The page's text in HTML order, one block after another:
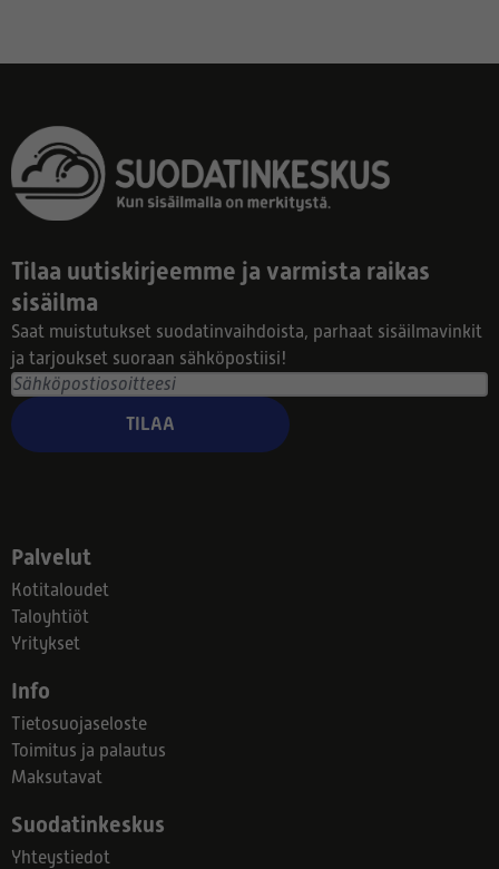
Tilaa uutiskirjeemme ja varmista raikas
sisäilma
Saat muistutukset suodatinvaihdoista, parhaat sisäilmavinkit
ja tarjoukset suoraan sähköpostiisi!
TILAA
Palvelut
Kotitaloudet
Taloyhtiöt
Yritykset
Info
Tietosuojaseloste
Toimitus ja palautus
Maksutavat
Suodatinkeskus
Yhteystiedot